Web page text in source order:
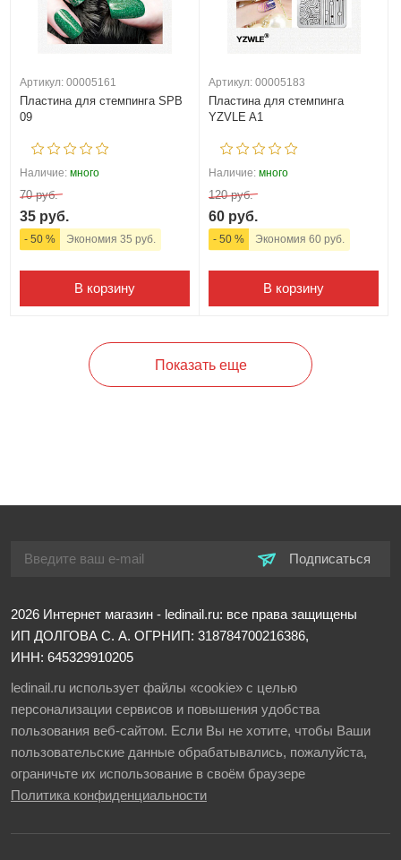
Артикул: 00005161
Пластина для стемпинга SPB
09
Наличие: много
70 руб.
35 руб.
- 50 % Экономия 35 руб.
В корзину
Артикул: 00005183
Пластина для стемпинга
YZVLE A1
Наличие: много
120 руб.
60 руб.
- 50 % Экономия 60 руб.
В корзину
Показать еще
Подписаться
2026 Интернет магазин - ledinail.ru: все права защищены
ИП ДОЛГОВА С. А. ОГРНИП: 318784700216386,
ИНН: 645329910205
ledinail.ru использует файлы «cookie» с целью
персонализации сервисов и повышения удобства
пользования веб-сайтом. Если Вы не хотите, чтобы Ваши
пользовательские данные обрабатывались, пожалуйста,
ограничьте их использование в своём браузере
Политика конфиденциальности